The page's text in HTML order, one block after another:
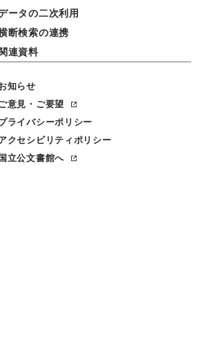
ータの二次利用
断検索の連携
連資料
知らせ
意見・ご要望
ライバシーポリシー
クセシビリティポリシー
立公文書館へ
３日建設省告示第７９０号・第７
item/4